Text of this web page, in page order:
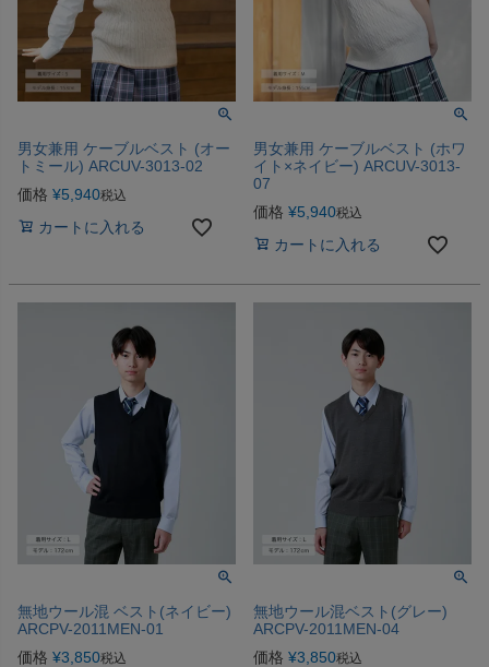
男女兼用 ケーブルベスト (オー
トミール) ARCUV-3013-02
価格 ¥5,940税込
カートに入れる
男女兼用 ケーブルベスト (ホワ
イト×ネイビー) ARCUV-3013-
07
価格 ¥5,940税込
カートに入れる
無地ウール混 ベスト(ネイビー)
ARCPV-2011MEN-01
価格 ¥3,850税込
無地ウール混ベスト(グレー)
ARCPV-2011MEN-04
価格 ¥3,850税込